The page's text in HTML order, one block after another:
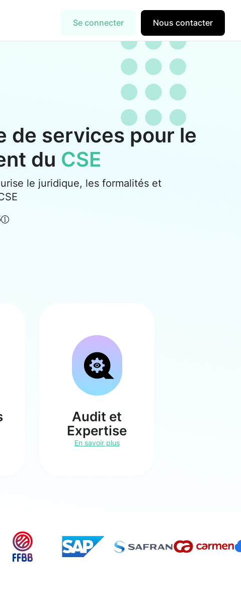
Se connecter Nous contacter
de services pour le
du CSE
le juridique, les formalités et
Audit et
Expertise
En savoir plus